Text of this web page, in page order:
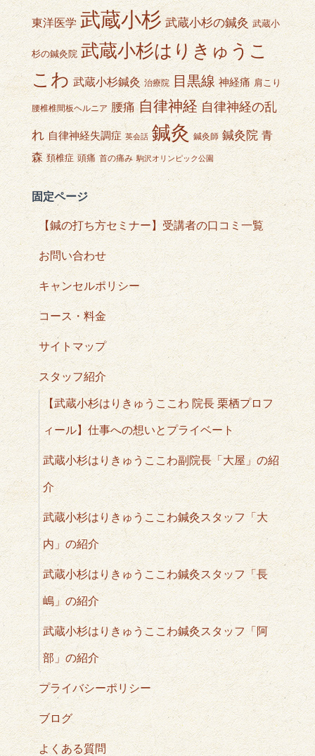
東洋医学 武蔵小杉 武蔵小杉の鍼灸 武蔵小
杉の鍼灸院 武蔵小杉はりきゅうこ
こわ 武蔵小杉鍼灸 治療院 目黒線 神経痛 肩こり
腰椎椎間板ヘルニア 腰痛 自律神経 自律神経の乱
れ 自律神経失調症 英会話 鍼灸 鍼灸師 鍼灸院 青
森 頚椎症 頭痛 首の痛み 駒沢オリンピック公園
固定ページ
【鍼の打ち方セミナー】受講者の口コミ一覧
お問い合わせ
キャンセルポリシー
コース・料金
サイトマップ
スタッフ紹介
【武蔵小杉はりきゅうここわ 院長 栗栖プロフ
ィール】仕事への想いとプライベート
武蔵小杉はりきゅうここわ副院長「大屋」の紹
介
武蔵小杉はりきゅうここわ鍼灸スタッフ「大
内」の紹介
武蔵小杉はりきゅうここわ鍼灸スタッフ「長
嶋」の紹介
武蔵小杉はりきゅうここわ鍼灸スタッフ「阿
部」の紹介
プライバシーポリシー
ブログ
よくある質問